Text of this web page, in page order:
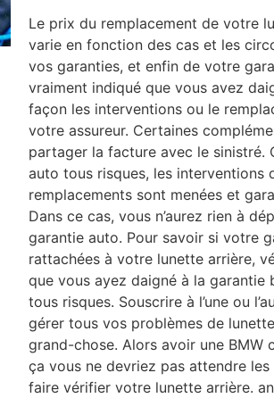
Le prix du remplacement de votre
varie en fonction des cas et les
vos garanties, et enfin de votre
vraiment indiqué que vous avez
façon les interventions ou le
votre assureur. Certaines
partager la facture avec le sinistré.
auto tous risques, les interventions
remplacements sont menées et
Dans ce cas, vous n’aurez rien à
garantie auto. Pour savoir si votre
rattachées à votre lunette arrière,
que vous ayez daigné à la garantie
tous risques. Souscrire à l’une ou
gérer tous vos problèmes de
grand-chose. Alors avoir une BMW
ça vous ne devriez pas attendre
faire vérifier votre lunette arrière.